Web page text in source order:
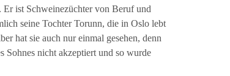
ist Schweinezüchter von Beruf und
seine Tochter Torunn, die in Oslo lebt
hat sie auch nur einmal gesehen, denn
Sohnes nicht akzeptiert und so wurde